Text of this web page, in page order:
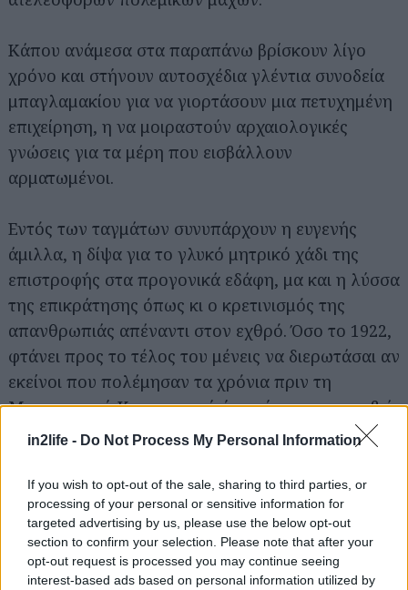
in2life - Do Not Process My Personal Information
If you wish to opt-out of the sale, sharing to third parties, or
processing of your personal or sensitive information for
targeted advertising by us, please use the below opt-out
section to confirm your selection. Please note that after your
opt-out request is processed you may continue seeing
interest-based ads based on personal information utilized by
Κάπου ανάμεσα στα παραπάνω βρίσκουν λίγο
χρόνο και στήνουν αυτοσχέδια γλέντια συνοδεία
μπαγλαμακίου για να γιορτάσουν μια πετυχημένη
επιχείρηση, η να μοιραστούν αρχαιολογικές
γνώσεις για τα μέρη που εισβάλλουν
αρματωμένοι.
Εντός των ταγμάτων συνυπάρχουν η ευγενής
άμιλλα, η δίψα για το γλυκό μητρικό χάδι της
επιστροφής στα προγονικά εδάφη, μα και η λύσσα
της επικράτησης όπως κι ο κρετινισμός της
απανθρωπιάς απέναντι στον εχθρό. Όσο το 1922,
φτάνει προς το τέλος του μένεις να διερωτάσαι αν
εκείνοι που πολέμησαν τα χρόνια πριν τη
Μικρασιατική Καταστροφή ήταν ήρωες με προβιά
ανθρώπου ή το αντίστροφο, μιας και ο Θανάσης
βαρβαρότητα του πολέμου η οποία ηχεί
εκκωφαντικά πάνω στα χιλιάδες πτώματα, τους
τραυματισμένους και τις βουβές κραυγές πόνου
των ξεσπιτωμένων.
Αναζήτηση
για...